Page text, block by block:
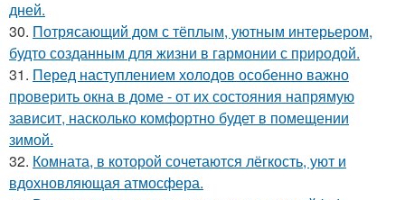
дней.
30. Потрясающий дом с тёплым, уютным интерьером,
будто созданным для жизни в гармонии с природой.
31. Перед наступлением холодов особенно важно
проверить окна в доме - от их состояния напрямую
зависит, насколько комфортно будет в помещении
зимой.
32. Комната, в которой сочетаются лёгкость, уют и
вдохновляющая атмосфера.